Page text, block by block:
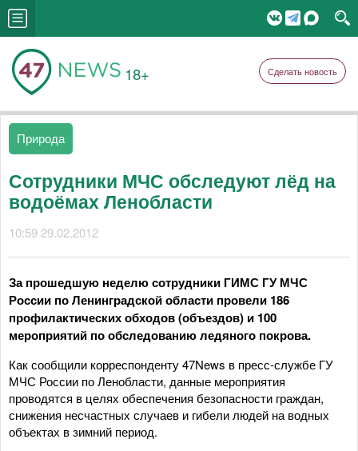
18+ Сделать новость
Природа
Сотрудники МЧС обследуют лёд на
водоёмах Ленобласти
10:59 29.02.2012
За прошедшую неделю сотрудники ГИМС ГУ МЧС
России по Ленинградской области провели 186
профилактических обходов (объездов) и 100
мероприятий по обследованию ледяного покрова.
Как сообщили корреспонденту 47News в пресс-службе ГУ
МЧС России по Ленобласти, данные мероприятия
проводятся в целях обеспечения безопасности граждан,
снижения несчастных случаев и гибели людей на водных
объектах в зимний период.